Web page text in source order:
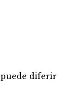
puede diferir